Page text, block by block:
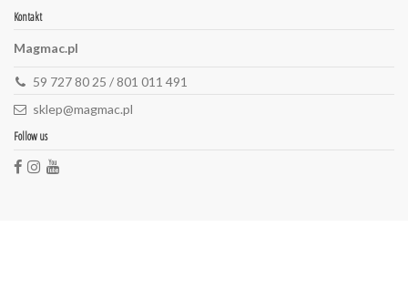
Kontakt
Magmac.pl
59 727 80 25 / 801 011 491
sklep@magmac.pl
Follow us